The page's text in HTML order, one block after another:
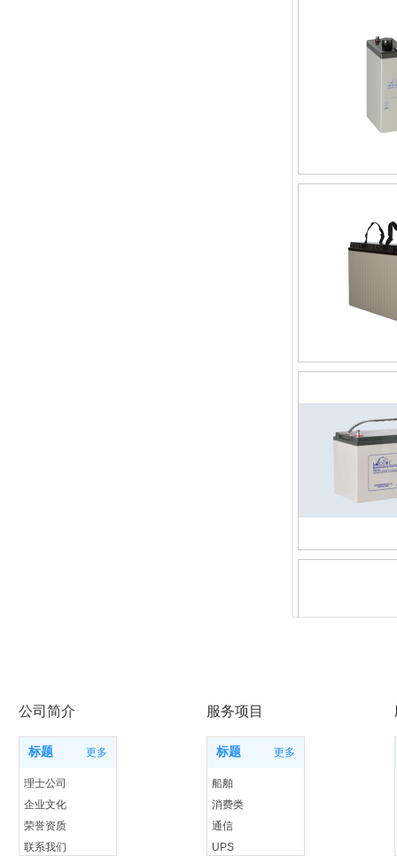
标题 更多
理士公司
企业文化
荣誉资质
联系我们
标题 更多
船舶
消费类
通信
UPS
公司简介 服务项目